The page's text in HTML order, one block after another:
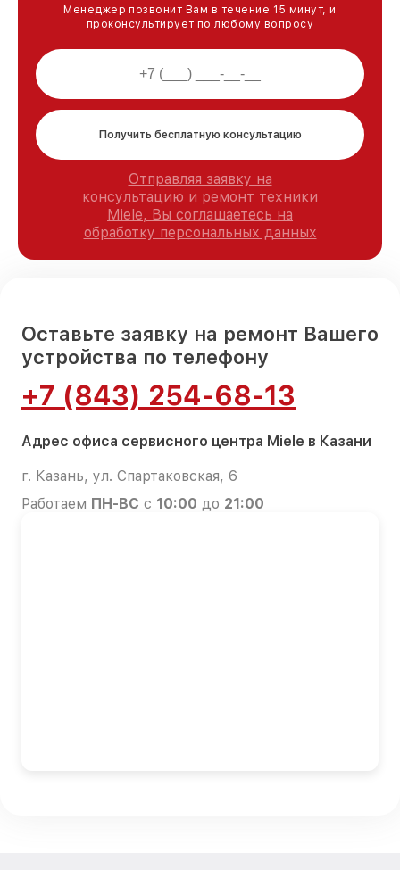
Менеджер позвонит Вам в течение 15 минут, и
проконсультирует по любому вопросу
Получить бесплатную консультацию
Отправляя заявку на
консультацию и ремонт техники
Miele, Вы соглашаетесь на
обработку персональных данных
Оставьте заявку на ремонт Вашего
устройства по телефону
+7 (843) 254-68-13
Адрес офиса сервисного центра Miele в Казани
г. Казань, ул. Спартаковская, 6
Работаем ПН-ВС с 10:00 до 21:00